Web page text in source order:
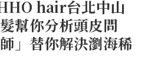
hair台北中山
幫你分析頭皮問
」替你解決瀏海稀